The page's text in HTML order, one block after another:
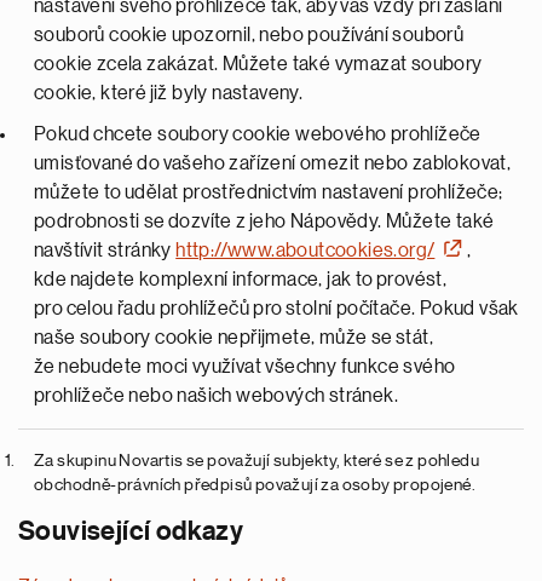
nastavení svého prohlížeče tak, aby vás vždy při zaslání
souborů cookie upozornil, nebo používání souborů
cookie zcela zakázat. Můžete také vymazat soubory
cookie, které již byly nastaveny.
Pokud chcete soubory cookie webového prohlížeče
umisťované do vašeho zařízení omezit nebo zablokovat,
můžete to udělat prostřednictvím nastavení prohlížeče;
podrobnosti se dozvíte z jeho Nápovědy. Můžete také
navštívit stránky http://www.aboutcookies.org/
,
kde najdete komplexní informace, jak to provést,
pro celou řadu prohlížečů pro stolní počítače. Pokud však
naše soubory cookie nepřijmete, může se stát,
že nebudete moci využívat všechny funkce svého
prohlížeče nebo našich webových stránek.
Za skupinu Novartis se považují subjekty, které se z pohledu
obchodně-právních předpisů považují za osoby propojené.
Související odkazy